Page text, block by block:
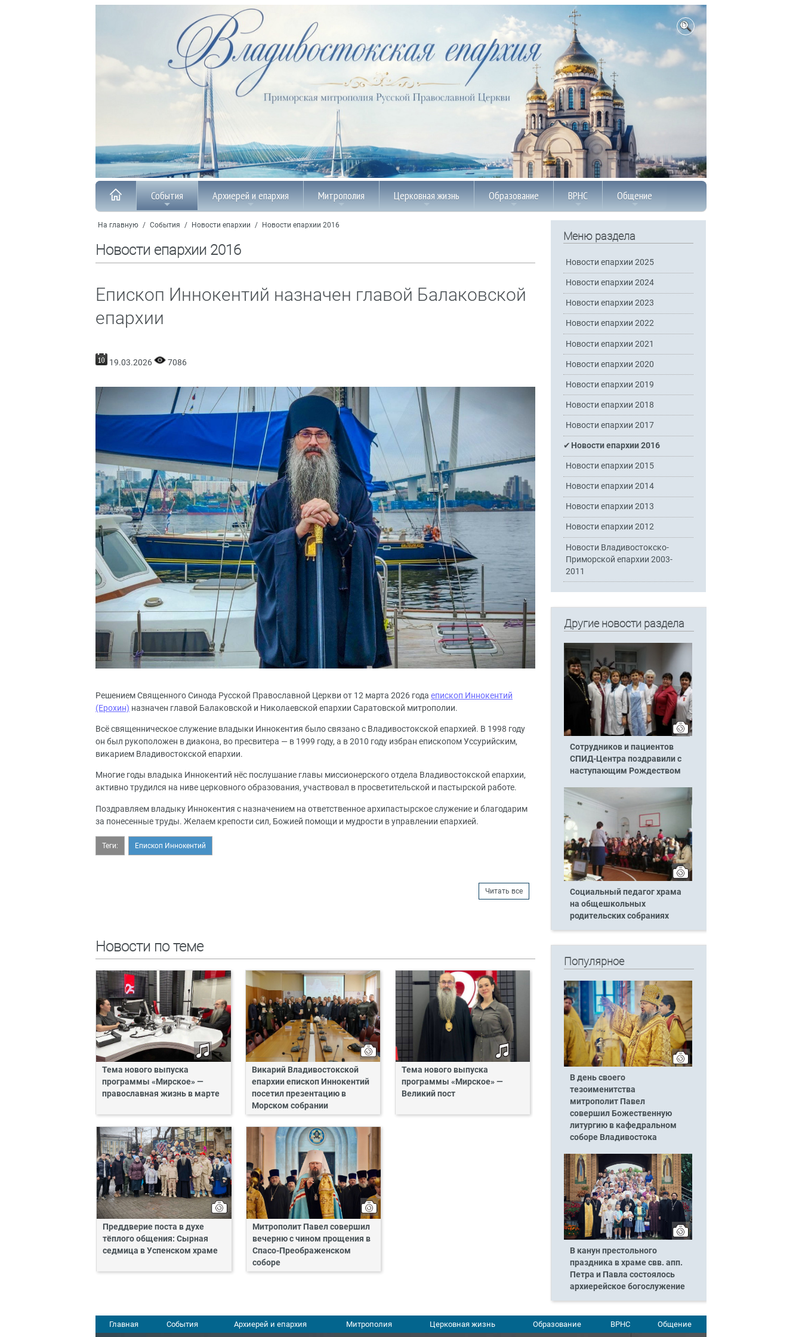
События Архиерей и епархия Митрополия Церковная жизнь Образование ВРНС Общение
На главную / События / Новости епархии / Новости епархии 2016
Новости епархии 2016
Епископ Иннокентий назначен главой Балаковской
епархии
19.03.2026 7086
Решением Священного Синода Русской Православной Церкви от 12 марта 2026 года епископ Иннокентий
(Ерохин) назначен главой Балаковской и Николаевской епархии Саратовской митрополии.
Всё священническое служение владыки Иннокентия было связано с Владивостокской епархией. В 1998 году
он был рукоположен в диакона, во пресвитера — в 1999 году, а в 2010 году избран епископом Уссурийским,
викарием Владивостокской епархии.
Многие годы владыка Иннокентий нёс послушание главы миссионерского отдела Владивостокской епархии,
активно трудился на ниве церковного образования, участвовал в просветительской и пастырской работе.
Поздравляем владыку Иннокентия с назначением на ответственное архипастырское служение и благодарим
за понесенные труды. Желаем крепости сил, Божией помощи и мудрости в управлении епархией.
Теги: Епископ Иннокентий
Читать все
Новости по теме
Тема нового выпуска
программы «Мирское» —
православная жизнь в марте
Викарий Владивостокской
епархии епископ Иннокентий
посетил презентацию в
Морском собрании
Тема нового выпуска
программы «Мирское» —
Великий пост
Преддверие поста в духе
тёплого общения: Сырная
седмица в Успенском храме
Митрополит Павел совершил
вечерню с чином прощения в
Спасо-Преображенском
соборе
Меню раздела
Новости епархии 2025
Новости епархии 2024
Новости епархии 2023
Новости епархии 2022
Новости епархии 2021
Новости епархии 2020
Новости епархии 2019
Новости епархии 2018
Новости епархии 2017
Новости епархии 2016
Новости епархии 2015
Новости епархии 2014
Новости епархии 2013
Новости епархии 2012
Новости Владивостокско-
Приморской епархии 2003-
2011
Другие новости раздела
Сотрудников и пациентов
СПИД-Центра поздравили с
наступающим Рождеством
Социальный педагог храма
на общешкольных
родительских собраниях
Популярное
В день своего
тезоименитства
митрополит Павел
совершил Божественную
литургию в кафедральном
соборе Владивостока
В канун престольного
праздника в храме свв. апп.
Петра и Павла состоялось
архиерейское богослужение
Главная События Архиерей и епархия Митрополия Церковная жизнь Образование ВРНС Общение